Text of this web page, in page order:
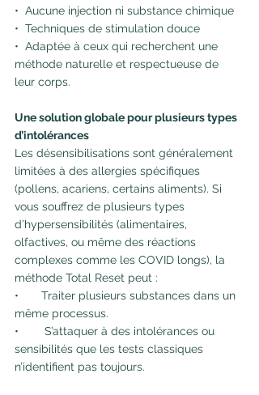
•  Aucune injection ni substance chimique
•  Techniques de stimulation douce
•  Adaptée à ceux qui recherchent une
méthode naturelle et respectueuse de
leur corps.
Une solution globale pour plusieurs types
d’intolérances
Les désensibilisations sont généralement
limitées à des allergies spécifiques
(pollens, acariens, certains aliments). Si
vous souffrez de plusieurs types
d’hypersensibilités (alimentaires,
olfactives, ou même des réactions
complexes comme les COVID longs), la
méthode Total Reset peut :
•       Traiter plusieurs substances dans un
même processus.
•        S’attaquer à des intolérances ou
sensibilités que les tests classiques
n’identifient pas toujours.